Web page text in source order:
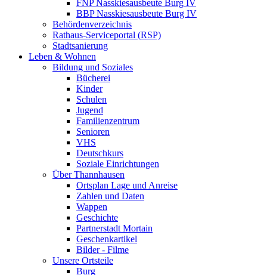
FNP Nasskiesausbeute Burg IV
BBP Nasskiesausbeute Burg IV
Behördenverzeichnis
Rathaus-Serviceportal (RSP)
Stadtsanierung
Leben & Wohnen
Bildung und Soziales
Bücherei
Kinder
Schulen
Jugend
Familienzentrum
Senioren
VHS
Deutschkurs
Soziale Einrichtungen
Über Thannhausen
Ortsplan Lage und Anreise
Zahlen und Daten
Wappen
Geschichte
Partnerstadt Mortain
Geschenkartikel
Bilder - Filme
Unsere Ortsteile
Burg